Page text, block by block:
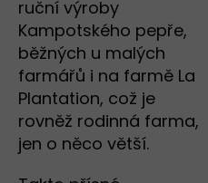
ruční výroby
Kampotského pepře,
běžných u malých
farmářů i na farmě La
Plantation, což je
rovněž rodinná farma,
jen o něco větší.